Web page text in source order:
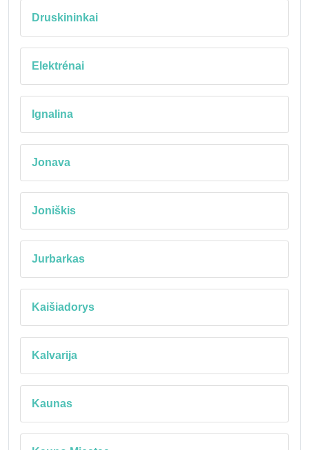
Druskininkai
Elektrénai
Ignalina
Jonava
Joniškis
Jurbarkas
Kaišiadorys
Kalvarija
Kaunas